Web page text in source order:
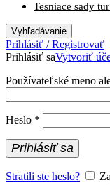
Tesniace sady
Vyhľadávanie
Prihlásiť / Registrovať
Prihlásiť saVytvoriť
Používateľské meno
Heslo *
Prihlásiť sa
Stratili ste heslo?